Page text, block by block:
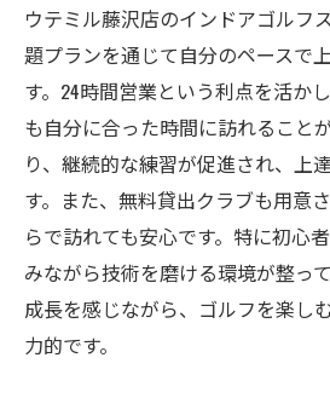
ウテミル藤沢店のインドアゴルフ
題プランを通じて自分のペースで
す。24時間営業という利点を活か
も自分に合った時間に訪れること
り、継続的な練習が促進され、上
す。また、無料貸出クラブも用意
らで訪れても安心です。特に初心
みながら技術を磨ける環境が整っ
成長を感じながら、ゴルフを楽し
力的です。